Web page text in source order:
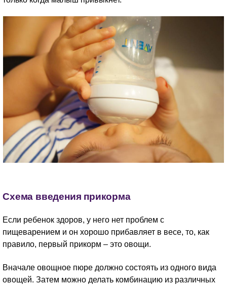
Схема введения прикорма
Если ребенок здоров, у него нет проблем с
пищеварением и он хорошо прибавляет в весе, то, как
правило, первый прикорм – это овощи.
Вначале овощное пюре должно состоять из одного вида
овощей. Затем можно делать комбинацию из различных